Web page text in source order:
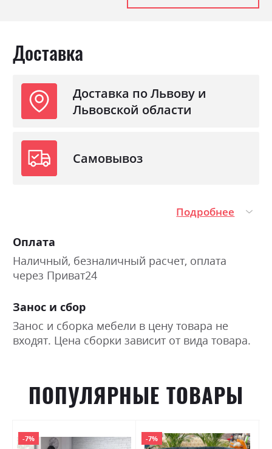
Доставка
Доставка по Львову и
Львовской области
Самовывоз
Подробнее
Оплата
Наличный, безналичный расчет, оплата
через Приват24
Занос и сбор
Занос и сборка мебели в цену товара не
входят. Цена сборки зависит от вида товара.
ПОПУЛЯРНЫЕ ТОВАРЫ
-7% -7%